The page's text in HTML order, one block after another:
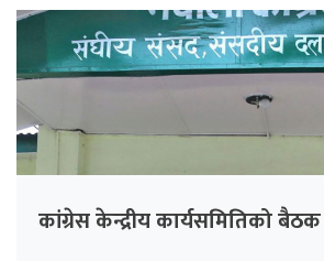
कांग्रेस केन्द्रीय कार्यसमितिको